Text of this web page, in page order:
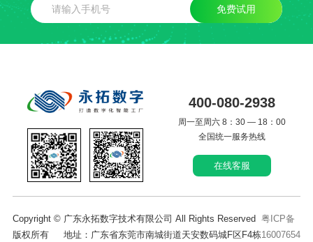
免费试用
400-080-2938
周一至周六 8：30 — 18：00
全国统一服务热线
在线客服
Copyright © 广东永拓数字技术有限公司 All Rights Reserved
版权所有 地址：广东省东莞市南城街道天安数码城F区F4栋
粤ICP备
16007654